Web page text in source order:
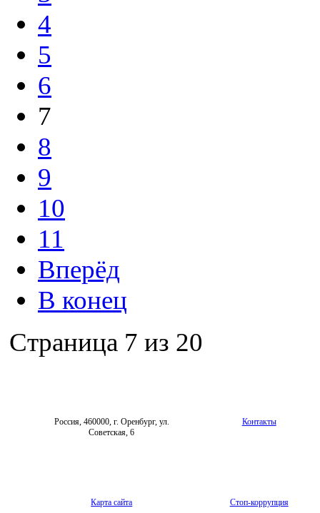
4
5
6
7
8
9
10
11
Вперёд
В конец
Страница 7 из 20
Россия, 460000, г. Оренбург, ул.
Советская, 6
Контакты
Карта сайта Стоп-коррупция